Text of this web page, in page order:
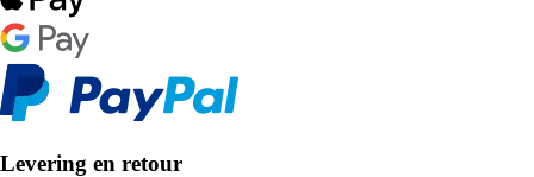
Levering en retour